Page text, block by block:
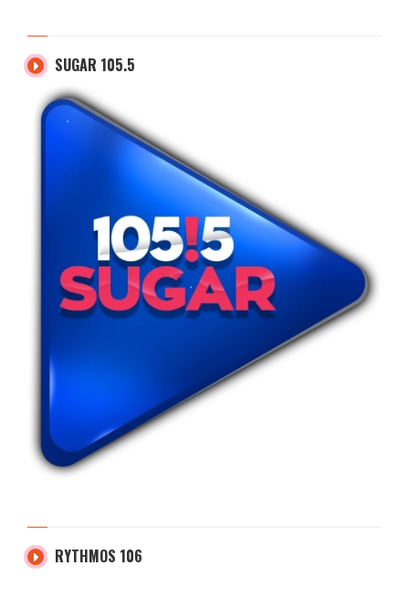
SUGAR 105.5
RYTHMOS 106